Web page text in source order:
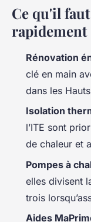
Trouvez
efficaces
France
Ce qu'il
rapidement
Rénovation
clé en main
dans les
Isolation
l’ITE sont
de chaleur et
Pompes à
elles divisent
trois
Aides